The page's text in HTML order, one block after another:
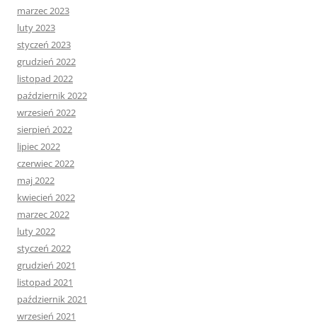
marzec 2023
luty 2023
styczeń 2023
grudzień 2022
listopad 2022
październik 2022
wrzesień 2022
sierpień 2022
lipiec 2022
czerwiec 2022
maj 2022
kwiecień 2022
marzec 2022
luty 2022
styczeń 2022
grudzień 2021
listopad 2021
październik 2021
wrzesień 2021